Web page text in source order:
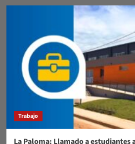
No
Trabajo
La Paloma: Llamado a estudiantes